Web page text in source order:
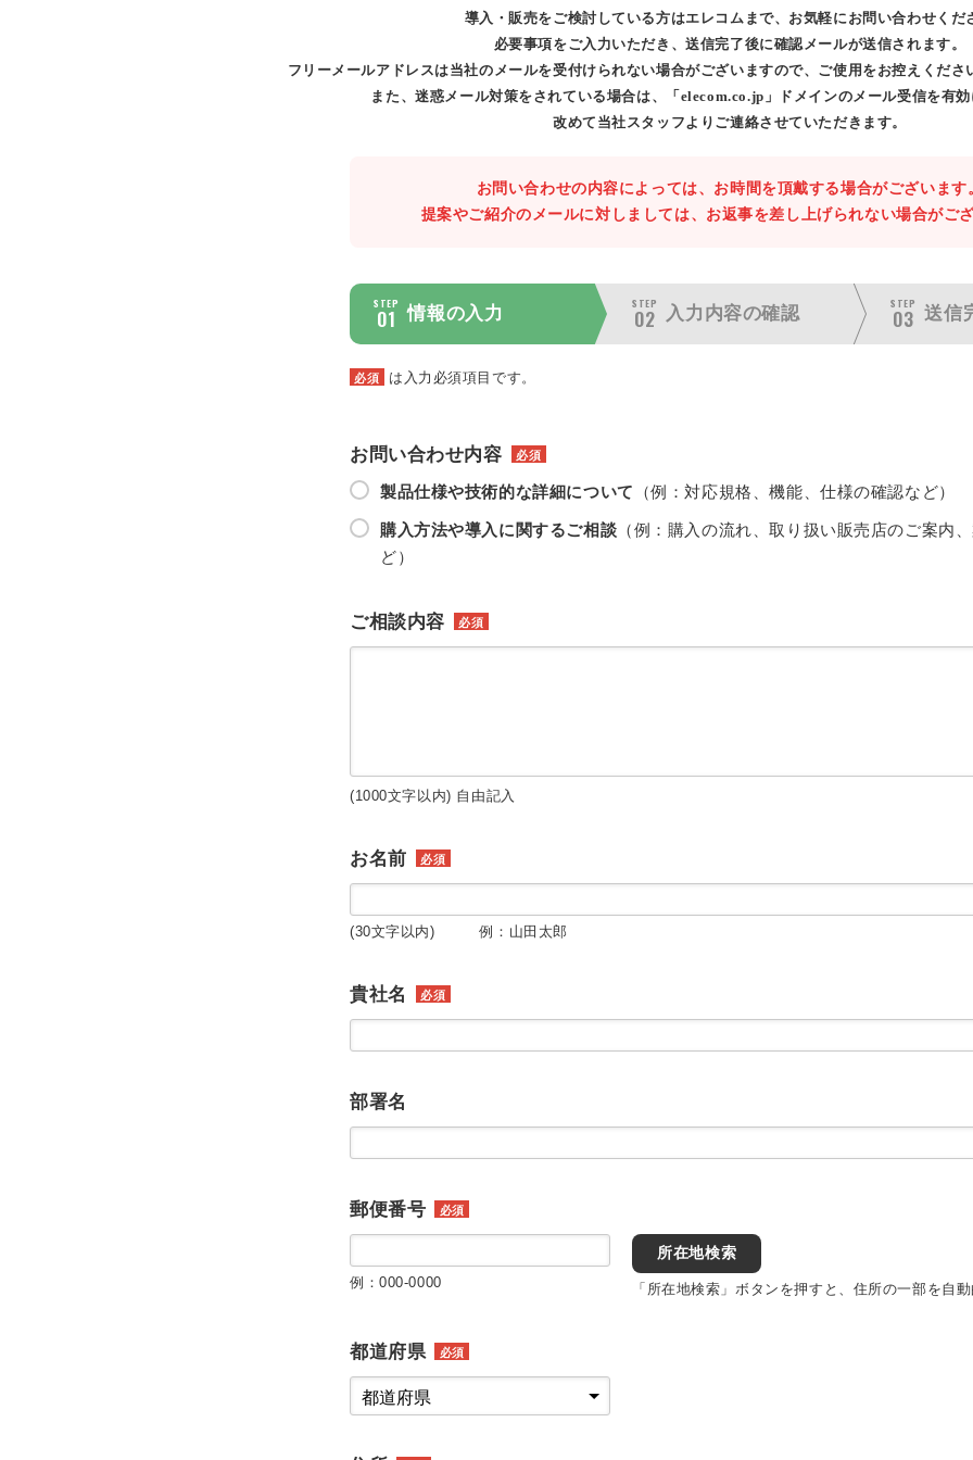
導入・販売をご検討している方はエレコムまで、お気軽にお問い合わせくだ
必要事項をご入力いただき、送信完了後に確認メールが送信されます。
フリーメールアドレスは当社のメールを受付けられない場合がございますので、ご使用をお控えくださ
また、迷惑メール対策をされている場合は、「elecom.co.jp」ドメインのメール受信を有効
改めて当社スタッフよりご連絡させていただきます。
お問い合わせの内容によっては、お時間を頂戴する場合がございます
提案やご紹介のメールに対しましては、お返事を差し上げられない場合がござ
STEP
01 情報の入力
STEP
02 入力内容の確認
STEP
03 送信
必須 は入力必須項目です。
お問い合わせ内容 必須
製品仕様や技術的な詳細について （例：対応規格、機能、仕様の確認など）
購入方法や導入に関するご相談 （例：購入の流れ、取り扱い販売店のご案内
ど）
ご相談内容 必須
(1000文字以内) 自由記入
お名前 必須
(30文字以内) 例：山田太郎
貴社名 必須
部署名
郵便番号 必須
例：000-0000
所在地検索
「所在地検索」ボタンを押すと、住所の一部を自動
都道府県 必須